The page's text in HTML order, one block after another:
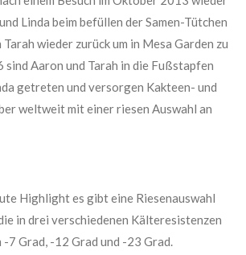
Linda beim befüllen der Samen-Tütchen
Tarah wieder zurück um in Mesa Garden zu
sind Aaron und Tarah in die Fußstapfen
getreten und versorgen Kakteen- und
weltweit mit einer riesen Auswahl an
Highlight es gibt eine Riesenauswahl
in drei verschiedenen Kälteresistenzen
7 Grad, -12 Grad und -23 Grad.